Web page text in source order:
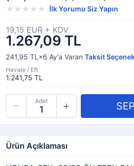
İlk Yorumu Siz Yapın
1.267,09 TL
19,15 EUR + KDV
241,95 TL×6 Ay'a Varan Taksit
Havale / Eft
1.241,75 TL
Adet
Ürün Açıklaması